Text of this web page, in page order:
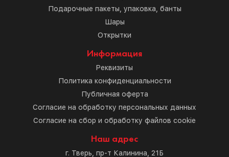
Подарочные пакеты, упаковка, банты
Шары
Открытки
Информация
Реквизиты
Политика конфиденциальности
Публичная оферта
Согласие на обработку персональных данных
Согласие на сбор и обработку файлов cookie
Наш адрес
г. Тверь, пр-т Калинина, 21Б